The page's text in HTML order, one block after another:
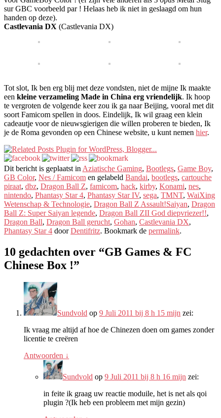
sur GBC voorbeeld par ! Helaas heb ik niet in geslaagd om hun
handen op deze).
Castlevania DX (Castlevania DX)
Tot slot, Ik ben erg blij met deze vondsten, niet de mijne Ik maakte
een kleine verzameling Made in China erg vriendelijk. Ik hoop
te vergroten de volgende keer zou ik ga naar Beijing, vooral met dit
soort Famicom spellen in doos. Eindelijk, Ik wil graag een klein
cadeautje voor de nieuwsgierigen die willen proberen te bieden, Ik
je de Roma gevonden op een Chinese website, u kunt nemen hier.
Dit bericht is geplaatst inAziatische Gaming, Bootlegs, Game Boy,
GB Color, Nes / Famicom en gelabeld Bandai, bootlegs, cartouche
piraat, dbz, Dragon Ball Z, famicom, hack, kirby, Konami, nes,
nintendo, Phantasy Star 4, Phantasy Star IV, sega, TMNT, WaiXing
Wetenschap & Technologie, Dragon Ball Z Assault!Saiyan, Dragon
Ball Z: Super Saiyan legende, Dragon Ball ZII God diepvriezer!!,
Dragon Ball, Dragon Ball gerucht, Gohan, Castlevania DX,
Phantasy Star 4 doorDentifritz. Bookmark de permalink.
10 gedachten over “GB Games & FC
Chinese Box !”
Sundvold op 9 Juli 2011 bij 8 h 15 mijn zei:
Ik vraag me altijd af hoe de Chinezen doen om games zonder
licentie te creëren
Antwoorden ↓
Sundvold op 9 Juli 2011 bij 8 h 16 mijn zei:
in feite ik graag uw reactie moduile, het is net als qoi
plugin ?(Ik heb een probleem met mijn gezin)